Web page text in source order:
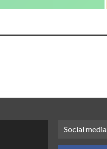
Social media